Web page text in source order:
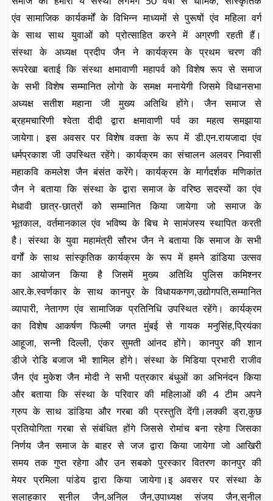
एंव सामाजिक कार्यकर्मों के विभिन्न माध्यमों से पुरूषों एंव महिला वर्ग
के साथ साथ युवाओं को प्रोत्साहित करने में अग्रणी रहती हैं।
संस्था के अध्यक्ष प्रदीप जैन ने कार्यक्रम के प्रथम चरण की
रूपरेखा बताई कि संस्था क्षमावाणी महापर्व को विशेष रूप से समाज
के सभी विशेष सम्मानित लोगो के समक्ष मनायेगी जिसमे विधानसभा
अध्यक्ष सतीश महाना जी मुख्य अतिथि होंगे। जैन समाज से
ब्रहमचारिणी श्वेता दीदी द्वारा क्षमावाणी पर्व का महत्व समझाया
जायेगा। इस अवसर पर विशेष वक्ता के रूप में डी.एन.रायजादा एंव
धर्मप्रकाश जी उपस्थित रहेंगे। कार्यक्रम का संचालन अलवर निवासी
महाकवि कमलेश जैन बंसंत करेंगे। कार्यक्रम के मार्गदर्शक मणिकांत
जैन ने बताया कि संस्था के द्वारा समाज के वरिष्ठ सदस्यों का एंव
मेधावी छात्र-छात्रों को सम्मानित किया जायेगा जो समाज के
भूतकाल, वर्तमानकाल एंव भविष्य के बिच मे सामंजस्य स्थापित करती
है। संस्था के युवा महामंत्री सौरभ जैन ने बताया कि समाज के सभी
वर्गों के साथ सांस्कृतिक कार्यक्रम के रूप में हमने डांडिया उत्सव
का आयोजन किया है जिसमें मुख्य अतिथि पुलिस कमिश्नर
आर.के.स्वर्णकार के साथ कानपुर के विधायकगण,उद्योगपति,सम्मानित
व्यापारी, नेतागण एंव सामाजिक प्रतिनिधि उपस्थित रहेंगे। कार्यक्रम
का विशेष आकर्षण फिल्मी जगत मुंबई से गायक मनुसिंह,प्रियंका
आहूजा, सन्नी दिल्ली, एंकर सुमती आंनद होंगे। कानपुर की शान
डीजे रोडि बजाज भी शामिल होंगे। संस्था के मिडिया प्रभारी राजीव
जैन एंव मुकेश जैन मोदी ने सभी पत्रकार बंधुओं का अभिनंदन किया
और बताया कि संस्था के परिवार की महिलाओं की 4 टीम अपने
ग्रुप के साथ डांडिया और गरबा की प्रस्तुति देंगी।लक्की ड्रा,कुछ
प्रतियोगिता गरबा से संबंधित होंगे जिससे रोमांच बना रहेगा जिसका
निर्णय जैन समाज के बाहर से जज द्वारा किया जायेगा जो आखिरी
समय तक गुप्त रहेगा और उन सबको पुरस्कार वितरण कानपुर की
मेयर प्रमिला पांडेय द्वारा किया जायेगा।इ अवसर पर संस्था के
सलाहकार सुनील जैन,अनिल जैन,उपाध्यक्ष संजय जैन,सुनील